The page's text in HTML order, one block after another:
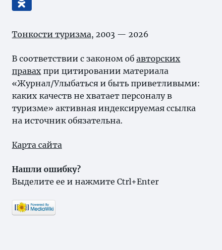
Тонкости туризма, 2003 — 2026
В соответствии с законом об авторских
правах при цитировании материала
«Журнал/Улыбаться и быть приветливыми:
каких качеств не хватает персоналу в
туризме» активная индексируемая ссылка
на источник обязательна.
Карта сайта
Нашли ошибку?
Выделите ее и нажмите Ctrl+Enter